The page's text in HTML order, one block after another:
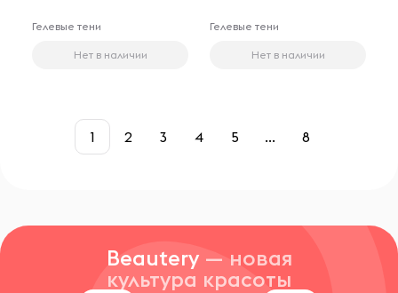
Гелевые тени
Нет в наличии
Гелевые тени
Нет в наличии
1 2 3 4 5 ... 8
Beautery — новая
культура красоты